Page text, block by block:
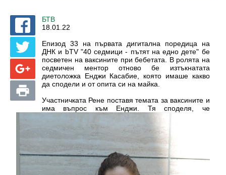
БТВ
18.01.22
Епизод 33 на първата дигитална поредица на
ДНК и bTV "40 седмици - пътят на едно дете" бе
посветен на ваксините при бебетата. В ролята на
седмичен ментор отново бе изтъкнатата
диетоложка Енджи Касабие, която имаше какво
да сподели и от опита си на майка.
Участничката Рене поставя темата за ваксините и
има въпрос към Енджи. Тя споделя, че